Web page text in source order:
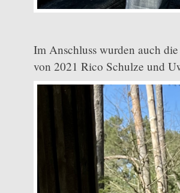
Im Anschluss wurden auch
von 2021 Rico Schulze und